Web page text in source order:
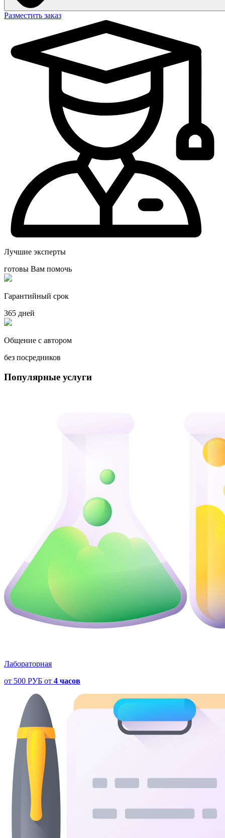
Разместить заказ
Лучшие эксперты
готовы Вам помочь
Гарантийный срок
365 дней
Общение с автором
без посредников
Популярные услуги
Лабораторная
от 500 РУБ от 4 часов